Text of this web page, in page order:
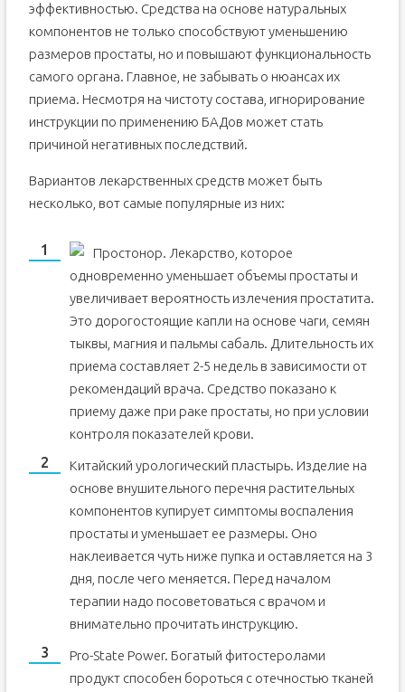
эффективностью. Средства на основе натуральных
компонентов не только способствуют уменьшению
размеров простаты, но и повышают функциональность
самого органа. Главное, не забывать о нюансах их
приема. Несмотря на чистоту состава, игнорирование
инструкции по применению БАДов может стать
причиной негативных последствий.
Вариантов лекарственных средств может быть
несколько, вот самые популярные из них:
Простонор. Лекарство, которое
одновременно уменьшает объемы простаты и
увеличивает вероятность излечения простатита.
Это дорогостоящие капли на основе чаги, семян
тыквы, магния и пальмы сабаль. Длительность их
приема составляет 2-5 недель в зависимости от
рекомендаций врача. Средство показано к
приему даже при раке простаты, но при условии
контроля показателей крови.
Китайский урологический пластырь. Изделие на
основе внушительного перечня растительных
компонентов купирует симптомы воспаления
простаты и уменьшает ее размеры. Оно
наклеивается чуть ниже пупка и оставляется на 3
дня, после чего меняется. Перед началом
терапии надо посоветоваться с врачом и
внимательно прочитать инструкцию.
Pro-State Power. Богатый фитостеролами
продукт способен бороться с отечностью тканей